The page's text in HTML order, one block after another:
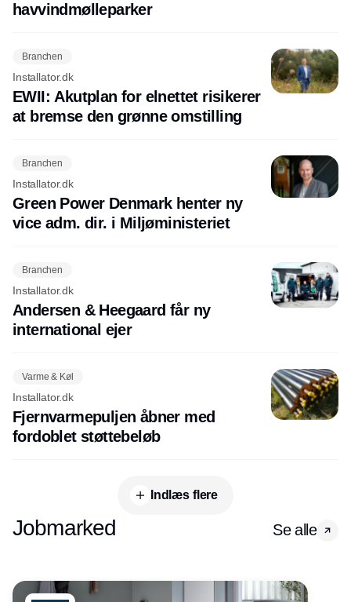
havvindmølleparker
Branchen
Installator.dk
EWII: Akutplan for elnettet risikerer
at bremse den grønne omstilling
Branchen
Installator.dk
Green Power Denmark henter ny
vice adm. dir. i Miljøministeriet
Branchen
Installator.dk
Andersen & Heegaard får ny
international ejer
Varme & Køl
Installator.dk
Fjernvarmepuljen åbner med
fordoblet støttebeløb
Indlæs flere
Jobmarked Se alle